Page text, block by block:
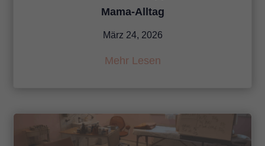
Mama-Alltag
März 24, 2026
Mehr Lesen